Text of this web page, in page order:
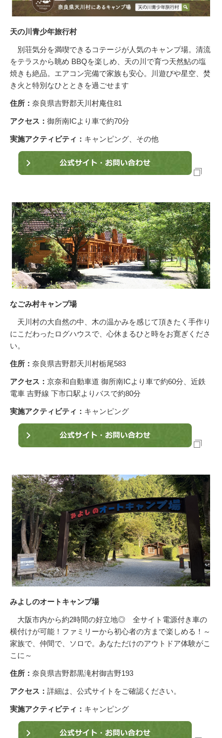
天の川青少年旅行村
別荘気分を満喫できるコテージが人気のキャンプ場。清流
をテラスから眺め BBQを楽しめ、天の川で育つ天然鮎の塩
焼きも絶品。エアコン完備で家族も安心。川遊びや星空、焚
き火と特別なひとときを過ごせます
住所： 奈良県吉野郡天川村庵住81
アクセス： 御所南ICより車で約70分
実施アクティビティ： キャンピング、その他
なごみ村キャンプ場
天川村の大自然の中、木の温かみを感じて頂きたく手作り
にこだわったログハウスで、心休まるひと時をお寛ぎくださ
い。
住所： 奈良県吉野郡天川村栃尾583
アクセス： 京奈和自動車道 御所南ICより車で約60分、近鉄
電車 吉野線 下市口駅よりバスで約80分
実施アクティビティ： キャンピング
みよしのオートキャンプ場
大阪市内から約2時間の好立地◎ 全サイト電源付き車の
横付けが可能！ファミリーから初心者の方まで楽しめる！～
家族で、仲間で、ソロで。あなただけのアウトドア体験がこ
こに～
住所： 奈良県吉野郡黒滝村御吉野193
アクセス： 詳細は、公式サイトをご確認ください。
実施アクティビティ： キャンピング